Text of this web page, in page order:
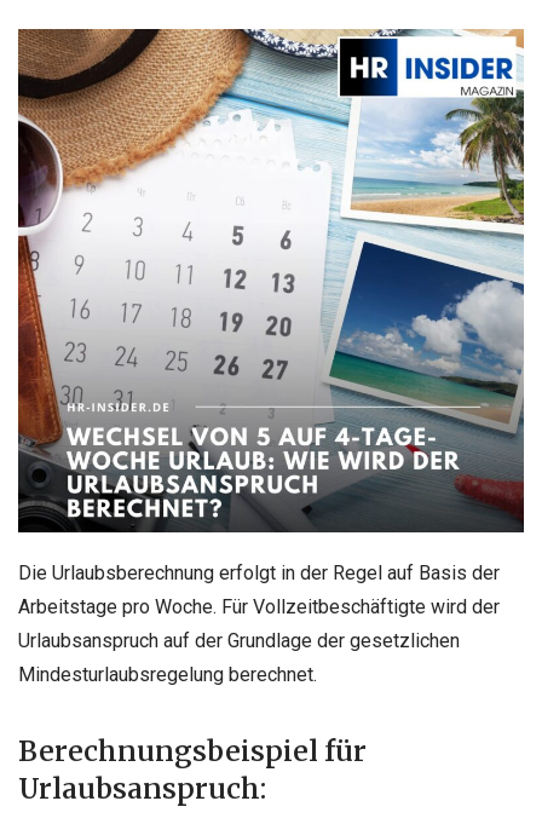
Die Urlaubsberechnung erfolgt in der Regel auf Basis der
Arbeitstage pro Woche. Für Vollzeitbeschäftigte wird der
Urlaubsanspruch auf der Grundlage der gesetzlichen
Mindesturlaubsregelung berechnet.
Berechnungsbeispiel für
Urlaubsanspruch: